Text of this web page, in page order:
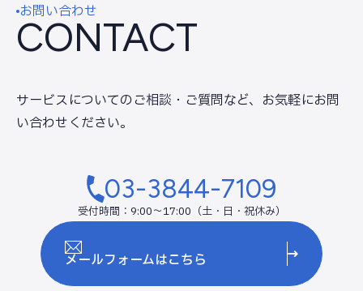
お問い合わせ
CONTACT
サービスについてのご相談・ご質問など、 お気軽にお問
い合わせください。
03-3844-7109
受付時間：9:00～17:00（土・日・祝休み）
メールフォームはこちら